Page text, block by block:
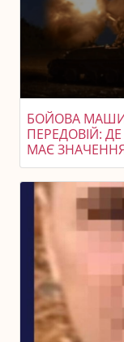
БОЙОВА
ПЕРЕДОВІЙ:
МАЄ